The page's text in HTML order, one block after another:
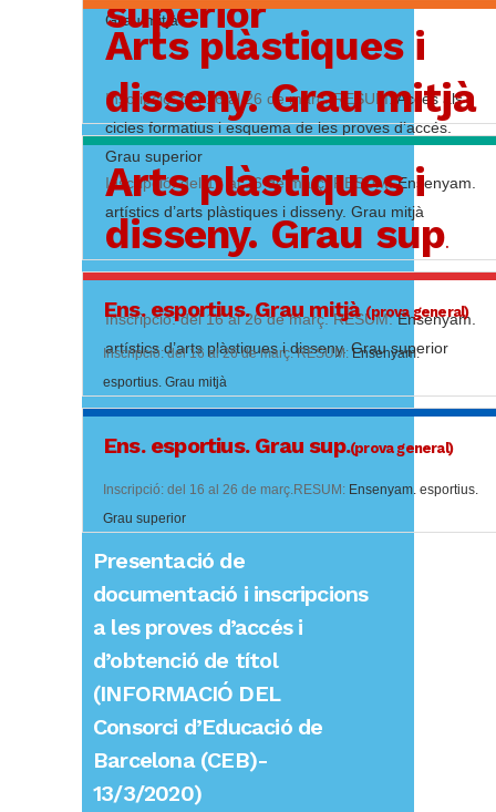
Grau mitjà
superior
Inscripció: del 16 al 26 de març. RESUM:Accés als
cicles formatius i esquema de les proves d’accés.
Grau superior
Arts plàstiques i
disseny. Grau mitjà
Inscripció: del 16 al 26 de març: RESUM:Ensenyam.
artístics d’arts plàstiques i disseny. Grau mitjà
Arts plàstiques i
disseny. Grau sup.
Inscripció: del 16 al 26 de març. RESUM:Ensenyam.
artístics d’arts plàstiques i disseny. Grau superior
Ens. esportius. Grau mitjà(prova general)
Inscripció: del 16 al 26 de març. RESUM:Ensenyam.
esportius. Grau mitjà
Ens. esportius. Grau sup.(prova general)
Inscripció: del 16 al 26 de març.RESUM: Ensenyam. esportius.
Grau superior
Presentació de
documentació i inscripcions
a les proves d’accés i
d’obtenció de títol
(INFORMACIÓ DEL
Consorci d’Educació de
Barcelona (CEB)-
13/3/2020)